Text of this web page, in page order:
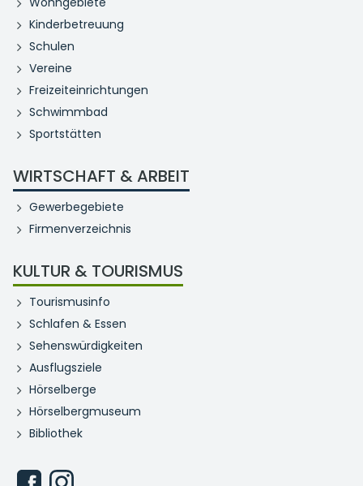
Kinderbetreuung
Schulen
Vereine
Freizeiteinrichtungen
Schwimmbad
Sportstätten
WIRTSCHAFT & ARBEIT
Gewerbegebiete
Firmenverzeichnis
KULTUR & TOURISMUS
Tourismusinfo
Schlafen & Essen
Sehenswürdigkeiten
Ausflugsziele
Hörselberge
Hörselbergmuseum
Bibliothek